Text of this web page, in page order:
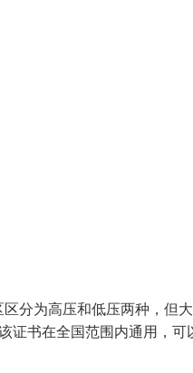
分为高压和低压两种，但
证书在全国范围内通用，